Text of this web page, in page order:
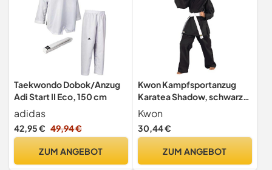
Taekwondo Dobok/Anzug
Adi Start II Eco, 150 cm
adidas
42,95 € 49,94 €
ZUM ANGEBOT
Kwon Kampfsportanzug
Karatea Shadow, schwarz,
180 cm, 551101180
Kwon
30,44 €
ZUM ANGEBOT